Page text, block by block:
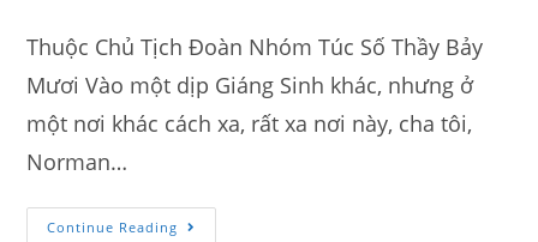
Thuộc Chủ Tịch Đoàn Nhóm Túc Số Thầy Bảy
Mươi Vào một dịp Giáng Sinh khác, nhưng ở
một nơi khác cách xa, rất xa nơi này, cha tôi,
Norman…
Continue Reading